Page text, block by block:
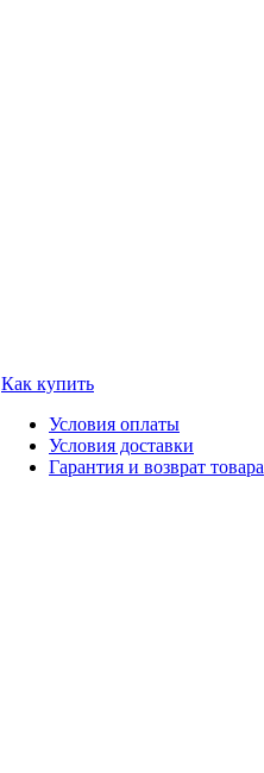
Как купить
Условия оплаты
Условия доставки
Гарантия и возврат товара